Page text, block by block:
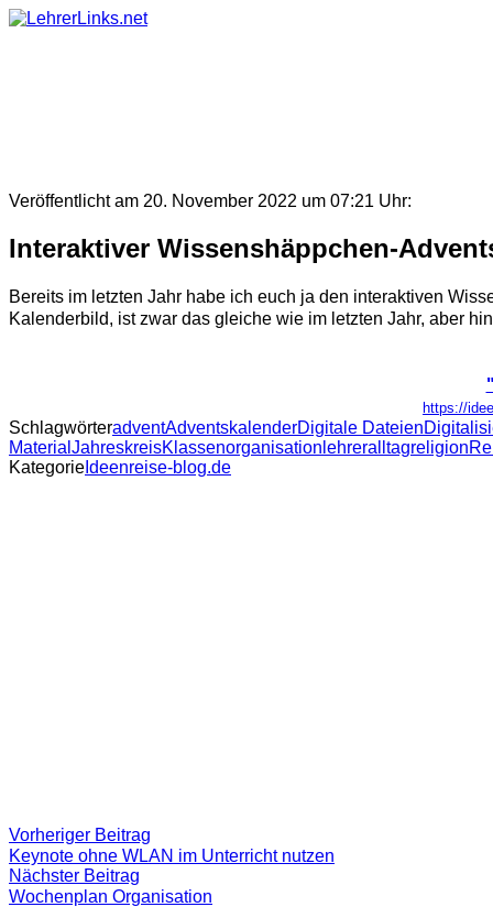
Skip
Veröffentlicht am 20. November 2022 um 07:21 Uhr:
Interaktiver Wissenshäppchen-
Bereits im letzten Jahr habe ich euch ja den interaktiven
Kalenderbild, ist zwar das gleiche wie im letzten Jahr, aber
https://
SchlagwörteradventAdventskalenderDigitale Dateien
Material JahreskreisKlassenorganisation lehreralltagreligion
Kategorie Ideenreise-blog.de
Beitragsnavigation
Vorheriger Beitrag
Beitrag:
Keynote ohne WLAN im Unterricht nutzen
Nächster Beitrag
Beitrag
Wochenplan Organisation